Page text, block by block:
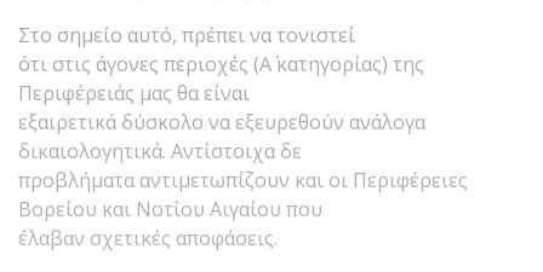
Στο σημείο αυτό, πρέπει να τονιστεί
ότι στις άγονες περιοχές (Α΄ κατηγορίας) της
Περιφέρειάς μας θα είναι
εξαιρετικά δύσκολο να εξευρεθούν ανάλογα
δικαιολογητικά. Αντίστοιχα δε
προβλήματα αντιμετωπίζουν και οι Περιφέρειες
Βορείου και Νοτίου Αιγαίου που
έλαβαν σχετικές αποφάσεις.